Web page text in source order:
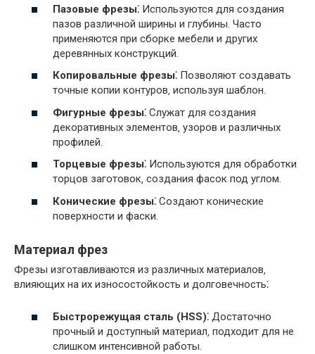
Пазовые фрезы⁚ Используются для создания
пазов различной ширины и глубины. Часто
применяются при сборке мебели и других
деревянных конструкций.
Копировальные фрезы⁚ Позволяют создавать
точные копии контуров‚ используя шаблон.
Фигурные фрезы⁚ Служат для создания
декоративных элементов‚ узоров и различных
профилей.
Торцевые фрезы⁚ Используются для обработки
торцов заготовок‚ создания фасок под углом.
Конические фрезы⁚ Создают конические
поверхности и фаски.
Материал фрез
Фрезы изготавливаются из различных материалов‚
влияющих на их износостойкость и долговечность⁚
Быстрорежущая сталь (HSS)⁚ Достаточно
прочный и доступный материал‚ подходит для не
слишком интенсивной работы.